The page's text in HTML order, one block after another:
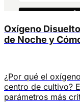
Oxígeno
de Noche y
¿Por qué el
centro de cultivo?
parámetros más